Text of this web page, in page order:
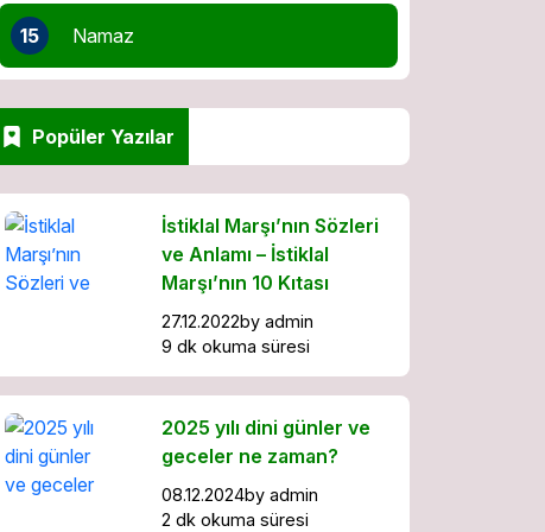
15 Namaz
Popüler Yazılar
İstiklal Marşı’nın Sözleri
ve Anlamı – İstiklal
Marşı’nın 10 Kıtası
27.12.2022by admin
9 dk okuma süresi
2025 yılı dini günler ve
geceler ne zaman?
08.12.2024by admin
2 dk okuma süresi